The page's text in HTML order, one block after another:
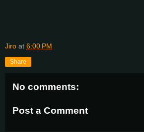
Jiro at 6:00 PM
Share
No comments:
Post a Comment